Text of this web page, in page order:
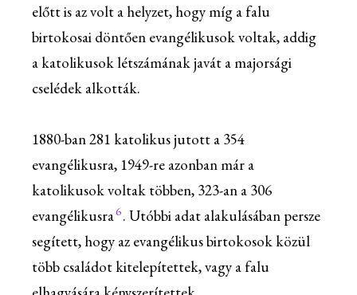
előtt is az volt a helyzet, hogy míg a falu
birtokosai döntően evangélikusok voltak, addig
a katolikusok létszámának javát a majorsági
cselédek alkották.
1880-ban 281 katolikus jutott a 354
evangélikusra, 1949-re azonban már a
katolikusok voltak többen, 323-an a 306
evangélikusra6. Utóbbi adat alakulásában persze
segített, hogy az evangélikus birtokosok közül
több családot kitelepítettek, vagy a falu